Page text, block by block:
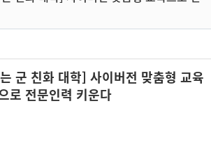
군 친화 대학] 사이버전 맞춤형 교육
로 전문인력 키운다